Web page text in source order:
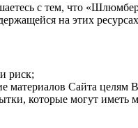
с тем, что
на этих
риск;
материалов Сайта
которые могут иметь